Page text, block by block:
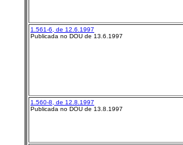
1.561-6, de 12.6.1997
Publicada no DOU de 13.6.1997
1.560-8, de 12.8.1997
Publicada no DOU de 13.8.1997